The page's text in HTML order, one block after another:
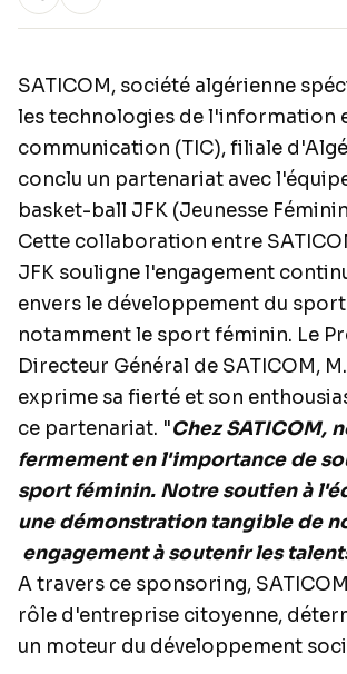
SATICOM, société algérienne
les technologies de l'information
communication (TIC), filiale
conclu un partenariat avec
basket-ball JFK (Jeunesse
Cette collaboration entre
JFK souligne l'engagement
envers le développement du
notamment le sport féminin. Le
Directeur Général de SATICOM,
exprime sa fierté et son
ce partenariat. "Chez SATICOM,
fermement en l'importance de
sport féminin. Notre soutien à
une démonstration tangible de
engagement à soutenir les
A travers ce sponsoring,
rôle d'entreprise citoyenne,
un moteur du développement